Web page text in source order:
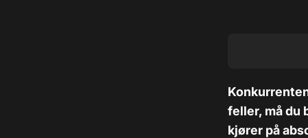
feller, må du
kjører på